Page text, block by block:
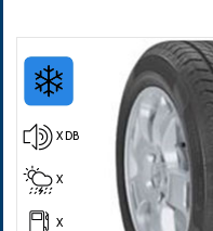
X DB
X
X